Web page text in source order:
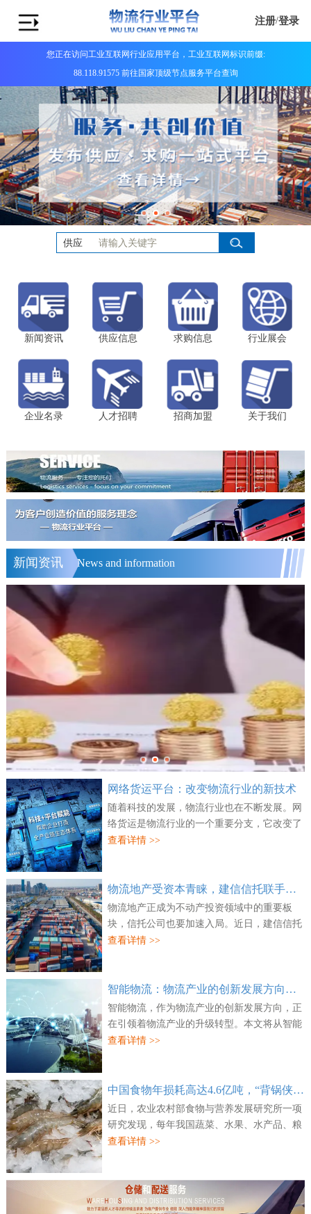
注册/登录
您正在访问工业互联网行业应用平台，工业互联网标识前缀:
88.118.91575 前往国家顶级节点服务平台查询
供应
新闻资讯 供应信息 求购信息 行业展会
企业名录 人才招聘 招商加盟 关于我们
新闻资讯 News and information
网络货运平台：改变物流行业的新技术
随着科技的发展，物流行业也在不断发展。网
络货运是物流行业的一个重要分支，它改变了
传统物流的方式，为企业和消费者提供了更多
查看详情 >>
物流地产受资本青睐，建信信托联手万纬物流并购两处资产
物流地产正成为不动产投资领域中的重要板
块，信托公司也要加速入局。近日，建信信托
对外披露，已联合万纬物流及信建赢石成功并
查看详情 >>
智能物流：物流产业的创新发展方向，正引领物流产业的升级转型
智能物流，作为物流产业的创新发展方向，正
在引领着物流产业的升级转型。本文将从智能
物流的现状和发展趋势、应用场景、转型之路
查看详情 >>
中国食物年损耗高达4.6亿吨，“背锅侠”之一是冷链物流基础薄弱
近日，农业农村部食物与营养发展研究所一项
研究发现，每年我国蔬菜、水果、水产品、粮
食、肉类、奶类、蛋类七大类食物按重量加权
查看详情 >>